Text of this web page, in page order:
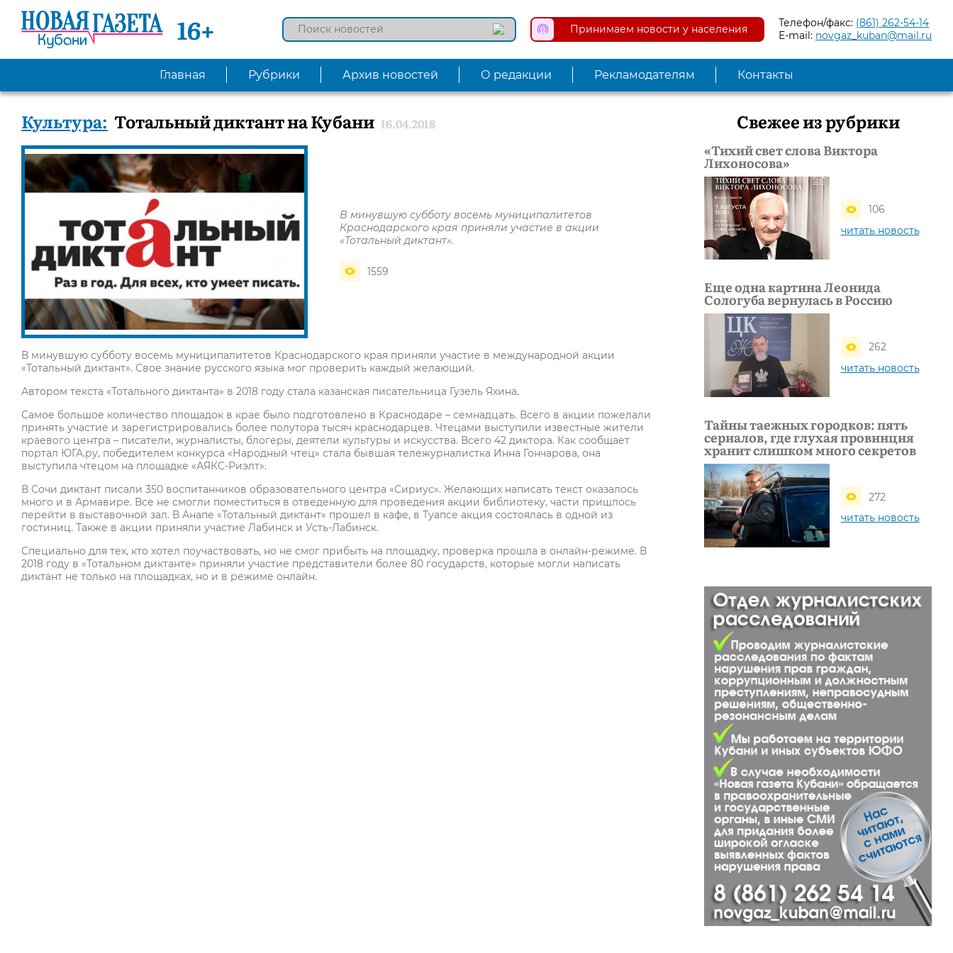
16+ Принимаем новости у населения Телефон/факс: (861) 262-54-14
E-mail: novgaz_kuban@mail.ru
Главная Рубрики Архив новостей О редакции Рекламодателям Контакты
Культура: Тотальный диктант на Кубани 16.04.2018
В минувшую субботу восемь муниципалитетов
Краснодарского края приняли участие в акции
«Тотальный диктант».
1559
В минувшую субботу восемь муниципалитетов Краснодарского края приняли участие в международной акции
«Тотальный диктант». Свое знание русского языка мог проверить каждый желающий.
Автором текста «Тотального диктанта» в 2018 году стала казанская писательница Гузель Яхина.
Самое большое количество площадок в крае было подготовлено в Краснодаре – семнадцать. Всего в акции пожелали
принять участие и зарегистрировались более полутора тысяч краснодарцев. Чтецами выступили известные жители
краевого центра – писатели, журналисты, блогеры, деятели культуры и искусства. Всего 42 диктора. Как сообщает
портал ЮГА.ру, победителем конкурса «Народный чтец» стала бывшая тележурналистка Инна Гончарова, она
выступила чтецом на площадке «АЯКС-Риэлт».
В Сочи диктант писали 350 воспитанников образовательного центра «Сириус». Желающих написать текст оказалось
много и в Армавире. Все не смогли поместиться в отведенную для проведения акции библиотеку, части пришлось
перейти в выставочной зал. В Анапе «Тотальный диктант» прошел в кафе, в Туапсе акция состоялась в одной из
гостиниц. Также в акции приняли участие Лабинск и Усть-Лабинск.
Специально для тех, кто хотел поучаствовать, но не смог прибыть на площадку, проверка прошла в онлайн-режиме. В
2018 году в «Тотальном диктанте» приняли участие представители более 80 государств, которые могли написать
диктант не только на площадках, но и в режиме онлайн.
Свежее из рубрики
«Тихий свет слова Виктора
Лихоносова»
106
читать новость
Еще одна картина Леонида
Сологуба вернулась в Россию
262
читать новость
Тайны таежных городков: пять
сериалов, где глухая провинция
хранит слишком много секретов
272
читать новость